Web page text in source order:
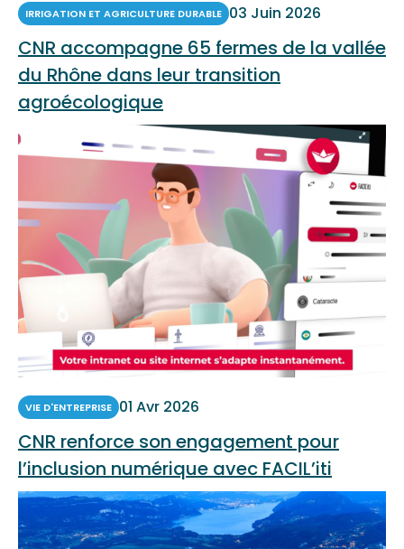
IRRIGATION ET AGRICULTURE DURABLE 03 Juin 2026
CNR accompagne 65 fermes de la vallée
du Rhône dans leur transition
agroécologique
VIE D'ENTREPRISE 01 Avr 2026
CNR renforce son engagement pour
l’inclusion numérique avec FACIL’iti